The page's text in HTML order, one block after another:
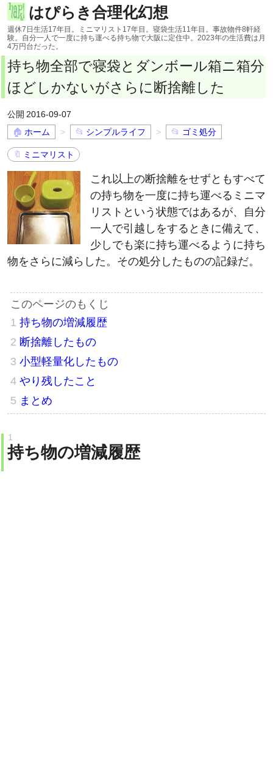
はぴらき合理化幻想
週休7日生活17年目。ミニマリスト17年目。寝袋生活11年目。事故物件8軒経
験。自分一人で一度に持ち運べる持ち物で大阪に定住中。2023年の生活費は月
4万円台だった。
持ち物全部で寝袋とダンボール箱ニ箱分
ほどしかないがさらに断捨離した
2016-09-07
ホーム
シンプルライフ ゴミ処分
ミニマリスト
これ以上の断捨離をせずともすべて
の持ち物を一度に持ち運べるミニマ
リストという状態ではあるが、自分
一人で引越しをするときに備えて、
少しでも楽に持ち運べるように持ち
物をさらに減らした。その処分したものの記録だ。
持ち物の増減履歴
断捨離したもの
小型軽量化したもの
やり残したこと
まとめ
持ち物の増減履歴